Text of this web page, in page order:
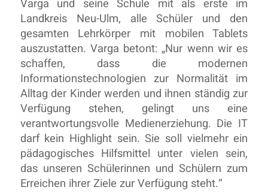
Varga und seine Schule mit als erste im
Landkreis Neu-Ulm, alle Schüler und den
gesamten Lehrkörper mit mobilen Tablets
auszustatten. Varga betont: „Nur wenn wir es
schaffen, dass die modernen
Informationstechnologien zur Normalität im
Alltag der Kinder werden und ihnen ständig zur
Verfügung stehen, gelingt uns eine
verantwortungsvolle Medienerziehung. Die IT
darf kein Highlight sein. Sie soll vielmehr ein
pädagogisches Hilfsmittel unter vielen sein,
das unseren Schülerinnen und Schülern zum
Erreichen ihrer Ziele zur Verfügung steht.“